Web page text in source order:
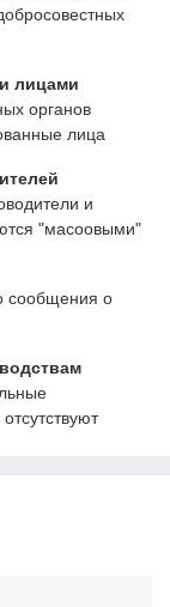
лицами
органов
лица
и
"масоовыми"
сообщения о